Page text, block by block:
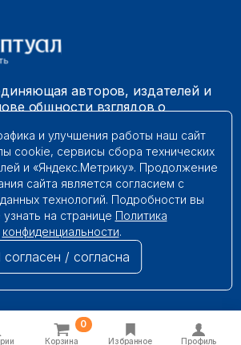
0
Корзина Избранное Профиль
авторов, издателей и
общности взглядов о
Наши книги можно
книготорговых площадках
права защищены.
и улучшения работы наш сайт
cookie, сервисы сбора технических
и «Яндекс.Метрику». Продолжение
сайта является согласием с
технологий. Подробности вы
на странице Политика
конфиденциальности.
согласен / согласна